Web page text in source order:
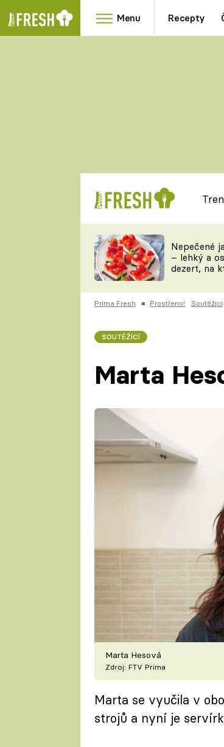
Menu Recepty
RYCHLOVKY
TEĎ
ČESKO
Nepečené
– lehký a
dezert, na
Prima Fresh ■ Prostřeno! Soutěžící
SOUTĚŽÍCÍ
Marta
Marta Hesová
Zdroj: FTV Prima
Marta se vyučila v
strojů a nyní je